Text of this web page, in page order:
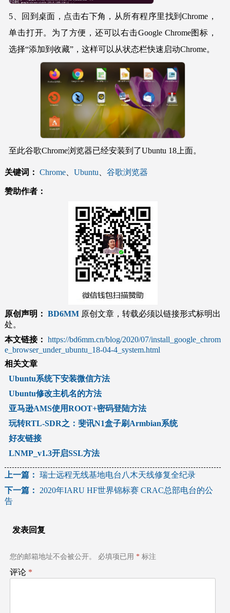
5、回到桌面，点击右下角，从所有程序里找到Chrome，
单击打开。为了方便，还可以右击Google Chrome图标，
选择“添加到收藏”，这样可以从状态栏快速启动Chrome。
至此谷歌Chrome浏览器已经安装到了Ubuntu 18上面。
关键词： Chrome、 Ubuntu 谷歌浏览器
赞助作者：
原创声明： BD6MM原创文章，转载必须以链接形式标明出
处。
本文链接： https://bd6mm.cn/blog/2020/07/install_google_chrom
e_browser_under_ubuntu_18-04-4_system.html
相关文章
Ubuntu系统下安装微信方法
Ubuntu修改主机名的方法
亚马逊AMS使用ROOT+密码登陆方法
玩转RTL-SDR之：斐讯N1盒子刷Armbian系统
好友链接
LNMP_v1.3开启SSL方法
文
章
导
上一篇： 瑞士远程无线基地电台八木天线修复全纪录
下一篇：
2020年IARU HF世界锦标赛 CRAC总部电台的公
告
发表回复
您的邮箱地址不会被公开。 必填项已用 *标注
评论 *